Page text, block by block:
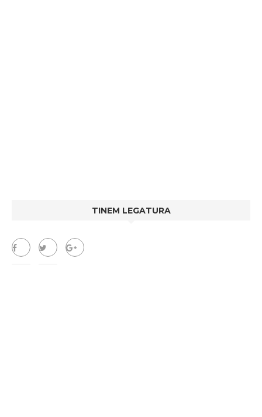
TINEM LEGATURA